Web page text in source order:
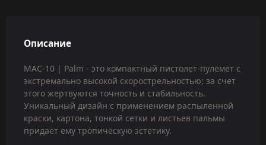
Описание
MAC-10 | Palm - это компактный пистолет-пулемет с
экстремально высокой скорострельностью; за счет
этого жертвуются точность и стабильность.
Уникальный дизайн с применением распыленной
краски, картона, тонкой сетки и листьев пальмы
придает ему тропическую эстетику.